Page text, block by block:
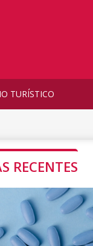
TURÍSTICO
RECENTES